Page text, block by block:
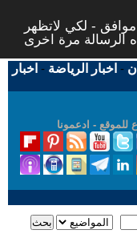
- لكي لاتظهر
- اخبار الرياضة - اخبار
للموقع - ادعمونا